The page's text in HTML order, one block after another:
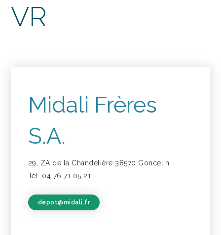
VR
Midali Frères
S.A.
29, ZA de la Chandelière 38570 Goncelin
Tél. 04 76 71 05 21
depot@midali.fr